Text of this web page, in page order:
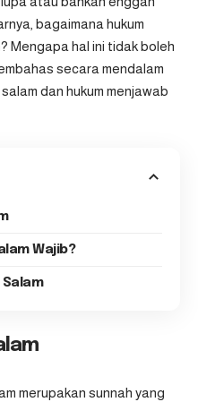
bagaimana hukum
Mengapa hal ini tidak boleh
secara mendalam
dan hukum menjawab
Wajib?
merupakan sunnah yang